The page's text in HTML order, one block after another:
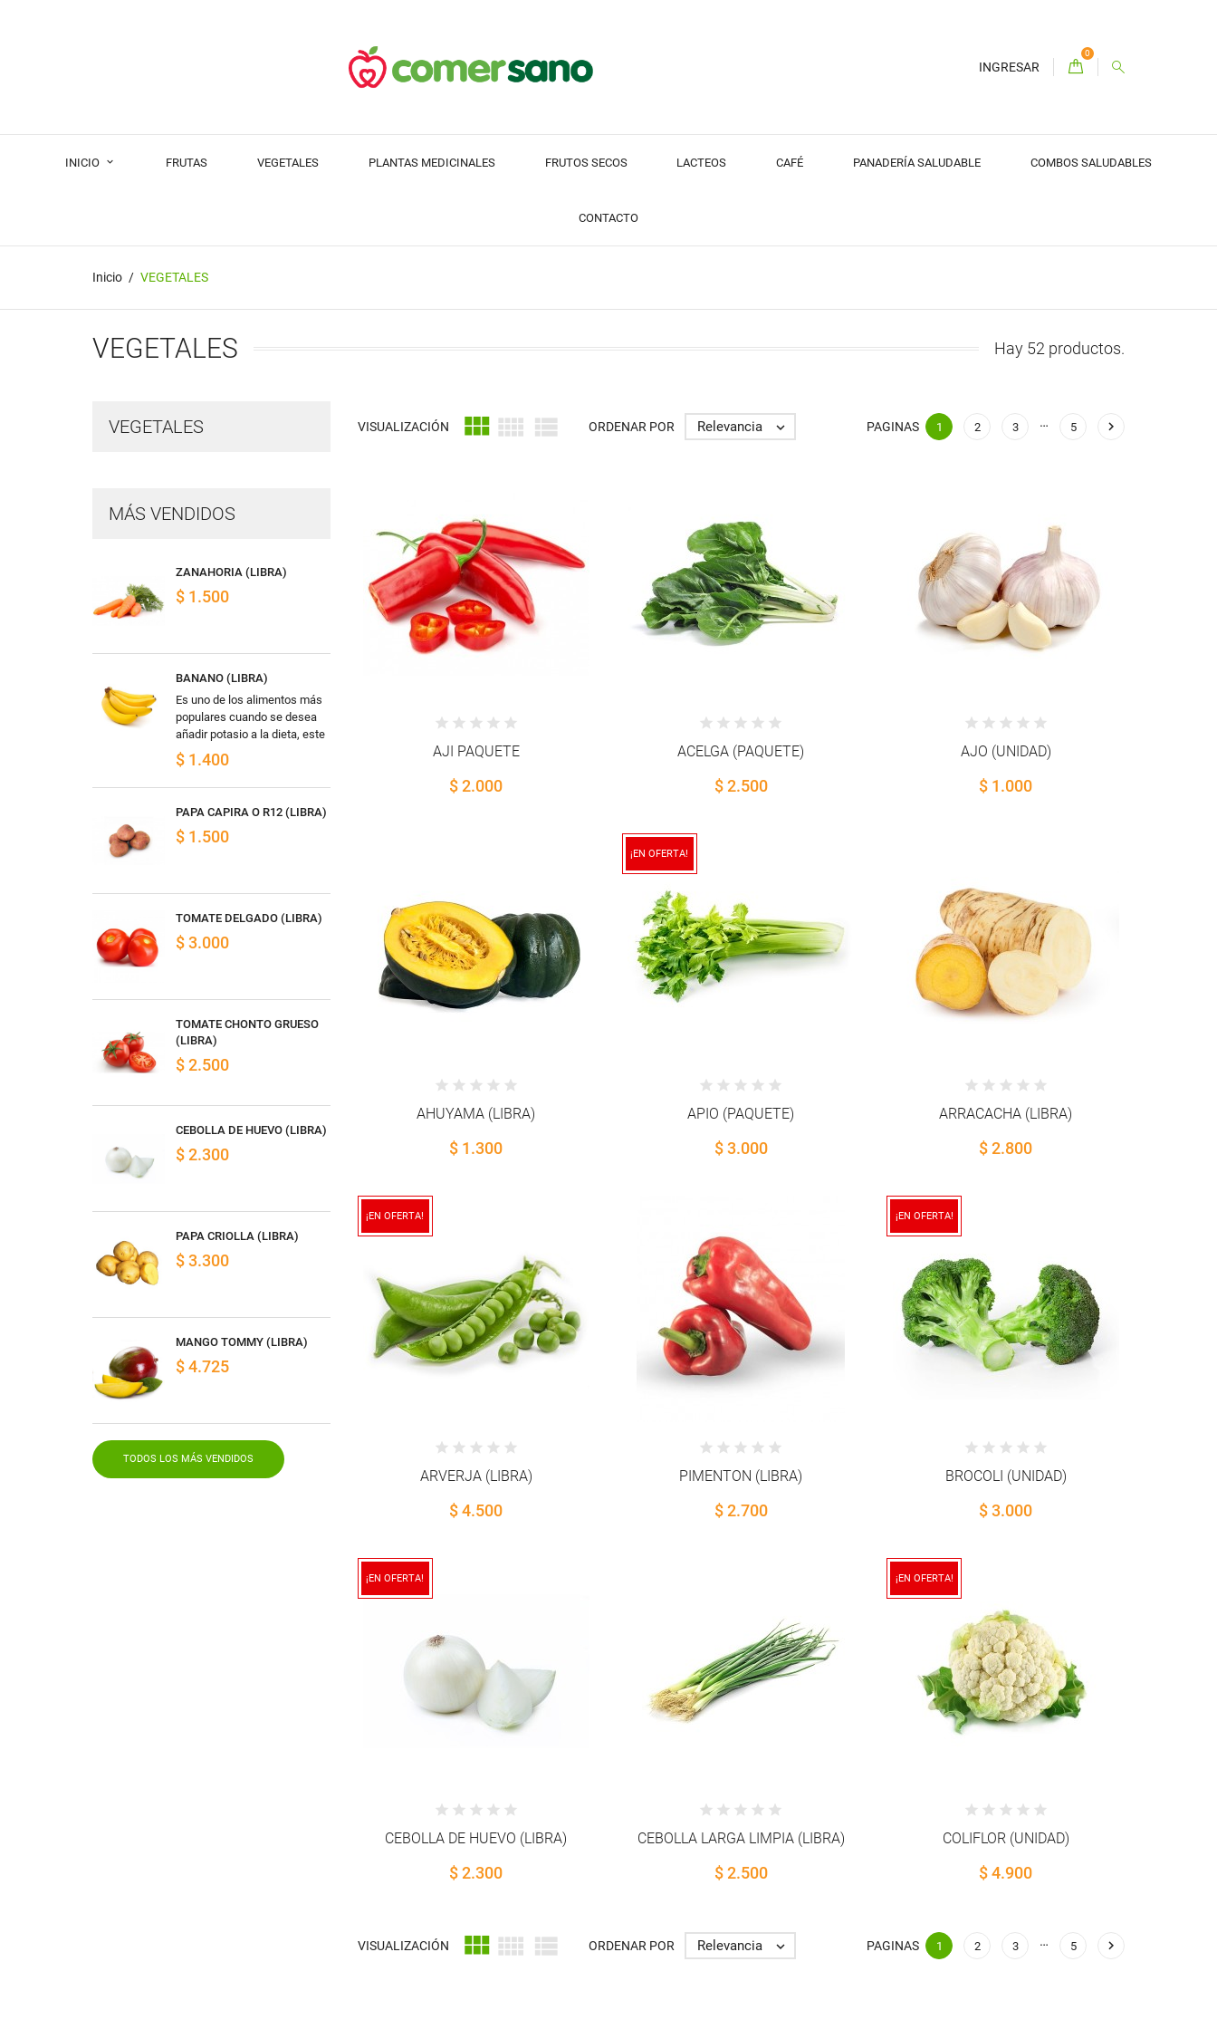
INGRESAR
0
INICIO FRUTAS VEGETALES PLANTAS MEDICINALES FRUTOS SECOS LACTEOS CAFÉ PANADERÍA SALUDABLE COMBOS SALUDABLES
CONTACTO
Inicio VEGETALES
VEGETALES Hay 52 productos.
VEGETALES
MÁS VENDIDOS
ZANAHORIA (LIBRA)
$ 1.500
BANANO (LIBRA)
Es uno de los alimentos más
populares cuando se desea
añadir potasio a la dieta, este
alimento puede ayudar
a controlar la presión arterial.
Otro...
$ 1.400
PAPA CAPIRA O R12 (LIBRA)
$ 1.500
TOMATE DELGADO (LIBRA)
$ 3.000
TOMATE CHONTO GRUESO
(LIBRA)
$ 2.500
CEBOLLA DE HUEVO (LIBRA)
$ 2.300
PAPA CRIOLLA (LIBRA)
$ 3.300
MANGO TOMMY (LIBRA)
$ 4.725
TODOS LOS MÁS VENDIDOS
VISUALIZACIÓN    ORDENAR POR Relevancia  PAGINAS 1 2 3 … 5 
AJI PAQUETE
$ 2.000
ACELGA (PAQUETE)
$ 2.500
AJO (UNIDAD)
$ 1.000
AHUYAMA (LIBRA)
$ 1.300
¡EN OFERTA!
APIO (PAQUETE)
$ 3.000
ARRACACHA (LIBRA)
$ 2.800
¡EN OFERTA!
ARVERJA (LIBRA)
$ 4.500
PIMENTON (LIBRA)
$ 2.700
¡EN OFERTA!
BROCOLI (UNIDAD)
$ 3.000
¡EN OFERTA!
CEBOLLA DE HUEVO (LIBRA)
$ 2.300
CEBOLLA LARGA LIMPIA (LIBRA)
$ 2.500
¡EN OFERTA!
COLIFLOR (UNIDAD)
$ 4.900
VISUALIZACIÓN    ORDENAR POR Relevancia  PAGINAS 1 2 3 … 5 